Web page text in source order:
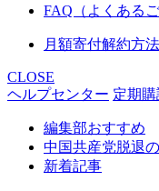
FAQ（よくあるご
月額寄付解約方
CLOSE
ヘルプセンター 定期
編集部おすすめ
中国共産党脱退
新着記事